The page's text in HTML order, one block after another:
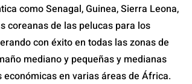
como Senagal, Guinea, Sierra Leona,
coreanas de las pelucas para los
con éxito en todas las zonas de
mediano y pequeñas y medianas
en varias áreas de África.